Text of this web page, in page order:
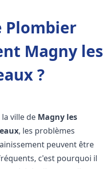
Plombier
Magny les
?
la ville de Magny les
, les problèmes
peuvent être
c'est pourquoi il